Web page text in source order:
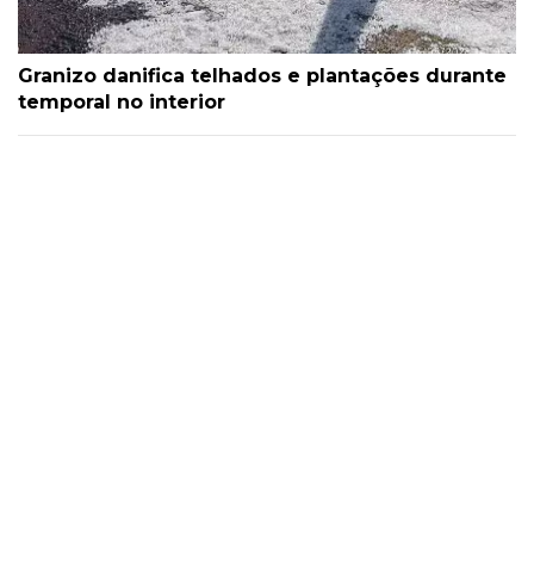
Granizo danifica telhados e plantações durante
temporal no interior